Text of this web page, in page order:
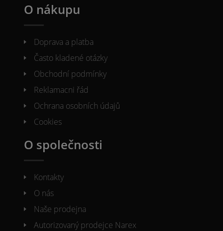
O nákupu
Doprava a platba
Často kladené otázky
Obchodní podmínky
Reklamacni řád
Ochrana osobních údajů
Cookies
O společnosti
Kontakty
O nás
Naše prodejna
Autorizovaný prodejce Narex